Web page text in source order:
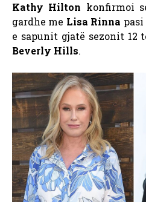
Kathy Hilton konfirmoi
gardhe me Lisa Rinna
e sapunit gjatë sezonit 12
Beverly Hills.